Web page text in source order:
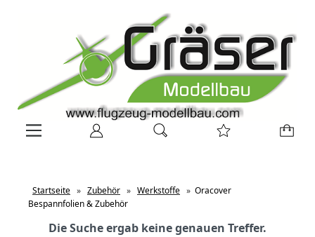
Startseite » Zubehör » Werkstoffe » Oracover
Bespannfolien & Zubehör
Die Suche ergab keine genauen Treffer.